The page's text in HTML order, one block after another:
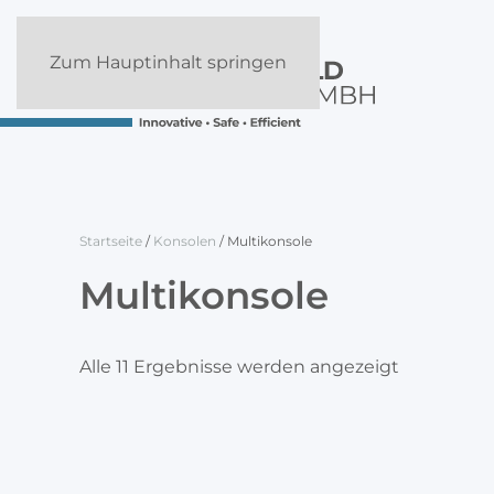
Zum Hauptinhalt springen
Startseite / Konsolen / Multikonsole
Multikonsole
Alle 11 Ergebnisse werden angezeigt